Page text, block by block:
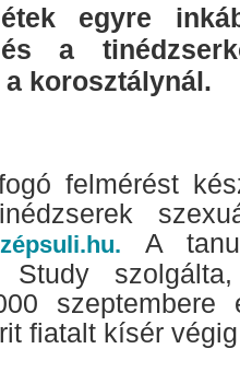
egyre
a
korosztálynál.
felmérést
A
Study
szeptembere
fiatalt kísér